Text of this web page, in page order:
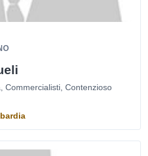
Commercialisti, Contenzioso